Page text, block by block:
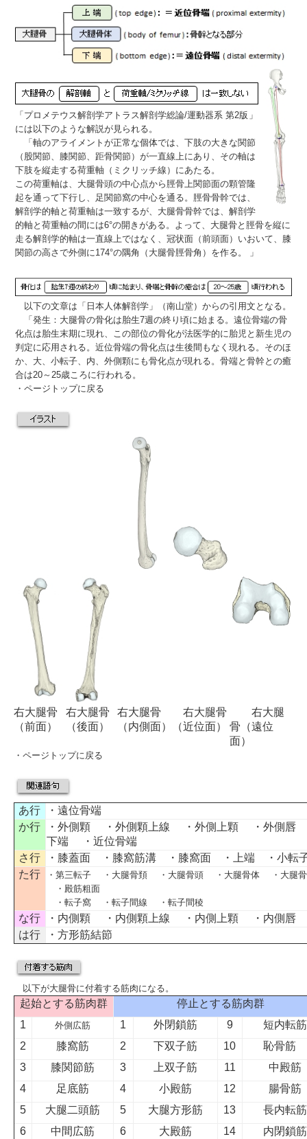
「プロメテウス解剖学アトラス解剖学総論/運動器系 第2版 」
には以下のような解説が見られる。
「軸のアライメントが正常な個体では、下肢の大きな関節
（股関節、膝関節、距骨関節）が一直線上にあり、その軸は
下肢を縦走する荷重軸（ ミクリッチ線 ）にあたる。
この荷重軸は、大腿骨頭の中心点から脛骨上関節面の顆管隆
起を通って下行し、足関節窩の中心を通る。脛骨骨幹では、
解剖学的軸と荷重軸は一致するが、大腿骨骨幹では、解剖学
的軸と荷重軸の間には6°の開きがある。よって、大腿骨と脛骨を縦に
走る解剖学的軸は一直線上ではなく、冠状面（前頭面）いおいて、膝
関節の高さで外側に174°の隅角（大腿骨脛骨角）を作る。 」
以下の文章は「日本人体解剖学」（南山堂）からの引用文となる。
「発生：大腿骨の骨化は胎生7週の終り頃に始まる。遠位骨端の骨
化点は胎生末期に現れ、この部位の骨化が法医学的に胎児と新生児の
判定に応用される。近位骨端の骨化点は生後間もなく現れる。そのほ
か、大、小転子、内、外側顆にも骨化点が現れる。骨端と骨幹との癒
合は20～25歳ころに行われる。
・ ページトップに戻る
右大腿骨
（前面）
右大腿骨
（後面）
右大腿骨
（内側面）
右大腿骨
（近位面）
右大腿
骨（遠位
面）
・ ページトップに戻る
あ行 ・ 遠位骨端
か行
・ 外側顆・ 外側顆上線 ・ 外側上顆・ 外側唇
下端・ 近位骨端
さ行
・ 膝蓋面・ 膝窩筋溝・ 膝窩面 ・ 上端・ 小転
た行
・ 第三転子 ・ 大腿骨頚・ 大腿骨頭・ 大腿骨体・ 大腿
・ 殿筋粗面
・ 転子窩・ 転子間線 ・ 転子間稜
な行 ・ 内側顆 ・ 内側顆上線 ・ 内側上顆・ 内側唇
は行
・ 方形筋結節
以下が大腿骨に付着する筋肉になる。
起始とする筋肉群
停止とする筋肉群
1
外側広筋 1 外閉鎖筋 9
短内転筋
2
膝窩筋 2 下双子筋 10
恥骨筋
3
膝関節筋 3 上双子筋 11
中殿筋
4
足底筋 4 小殿筋 12
腸骨筋
5
大腿二頭筋 5 大腿方形筋 13
長内転筋
6
中間広筋 6 大殿筋 14 内閉鎖筋